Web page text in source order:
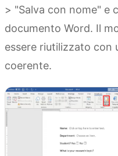
> "Salva con nome" e
documento Word. Il
essere riutilizzato con
coerente.